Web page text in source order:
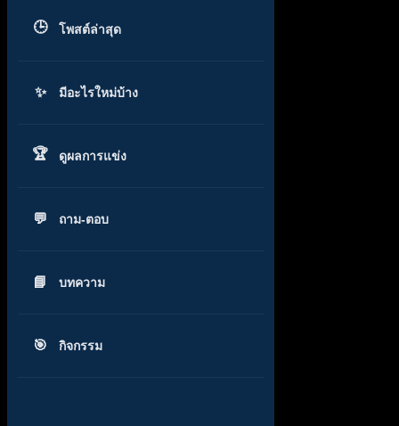
โพสต์ล่าสุด
มีอะไรใหม่บ้าง
ดูผลการแข่ง
ถาม-ตอบ
บทความ
กิจกรรม